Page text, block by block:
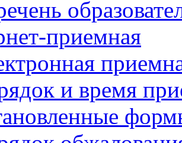
приемная
и время